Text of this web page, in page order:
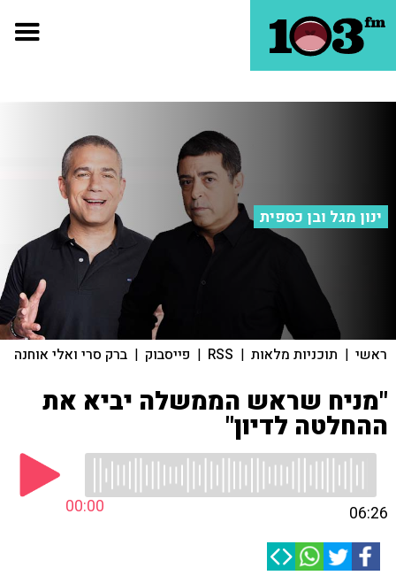
ינון מגל ובן כספית
ראשי | תוכניות מלאות |
RSS
| פייסבוק | ברק סרי ואלי אוחנה
"מניח שראש הממשלה יביא את
ההחלטה לדיון"
00:00 06:26